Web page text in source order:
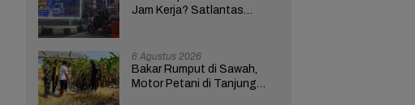
Jam Kerja? Satlantas
Hari
6 Agustus 2026
Bakar Rumput di Sawah,
Motor Petani di Tanjung